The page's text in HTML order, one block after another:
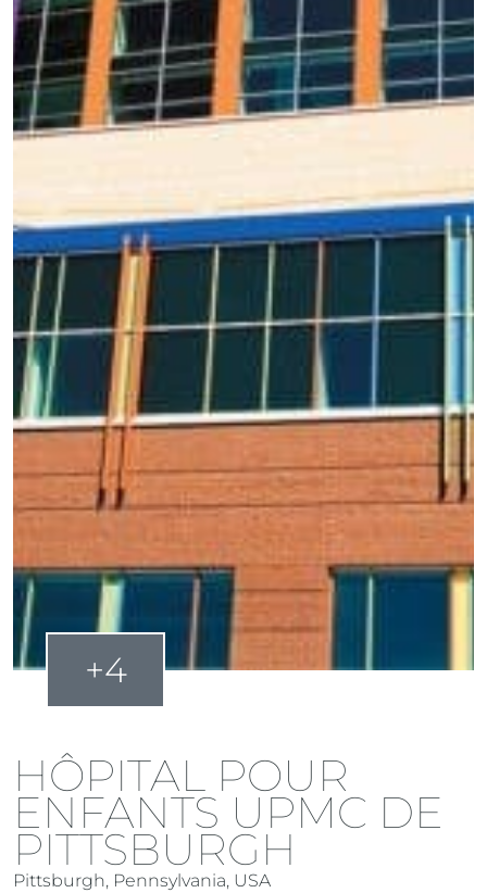
+4
HÔPITAL POUR
ENFANTS UPMC DE
PITTSBURGH
Pittsburgh, Pennsylvania, USA